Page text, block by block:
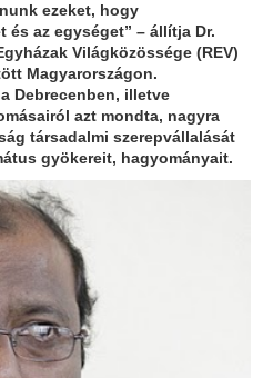
ezeket, hogy
az egységet” – állítja Dr.
Világközössége (REV)
Magyarországon.
Debrecenben, illetve
azt mondta, nagyra
társadalmi szerepvállalását
gyökereit, hagyományait.